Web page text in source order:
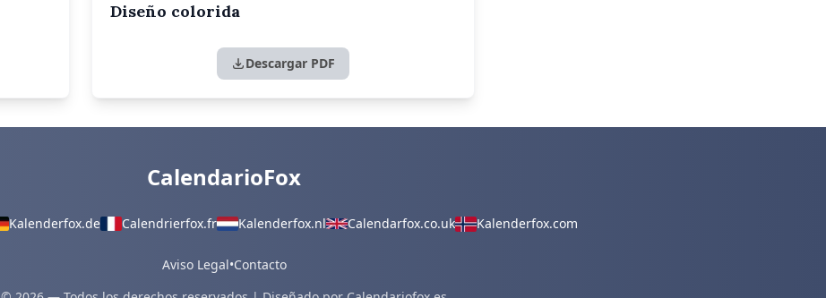
Diseño colorida
Descargar PDF
CalendarioFox
Kalenderfox.de Calendrierfox.fr Kalenderfox.nl Calendarfox.co.uk Kalenderfox.com
Aviso Legal•Contacto